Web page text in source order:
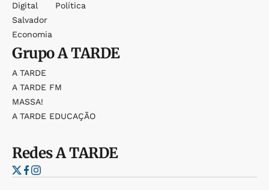
Digital
Salvador
Economia
Política
GrupoA TARDE
A TARDE
A TARDE FM
MASSA!
A TARDE EDUCAÇÃO
RedesA TARDE